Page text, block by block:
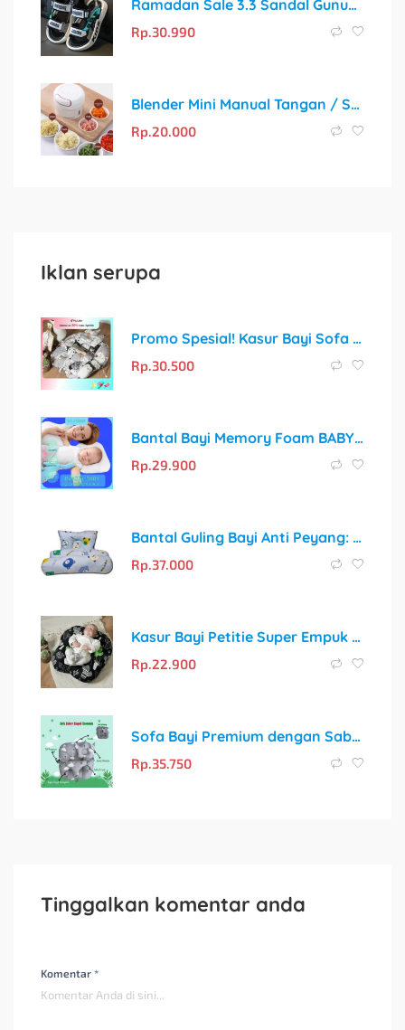
Ramadan Sale 3.3 Sandal Gunung Kekinian Anti Slip untuk Anak
Rp.30.990
Blender Mini Manual Tangan / Speedy Chopper 170ML
Rp.20.000
Iklan serupa
Promo Spesial! Kasur Bayi Sofa dengan Sabuk Pengaman + Gratis Bantal Peyang Crown
Rp.30.500
Bantal Bayi Memory Foam BABY COMFY CLASSIC – Solusi Tidur Nyaman dan Cegah Kepala Peyang
Rp.29.900
Bantal Guling Bayi Anti Peyang: Solusi Tidur Nyaman dan Cerdas untuk Si Kecil
Rp.37.000
Kasur Bayi Petitie Super Empuk dan Motif Gemoy untuk Tidur Nyaman Si Kecil
Rp.22.900
Sofa Bayi Premium dengan Sabuk Pengaman Empuk & Bonus Bantal Mahkota
Rp.35.750
Tinggalkan komentar anda
Komentar *